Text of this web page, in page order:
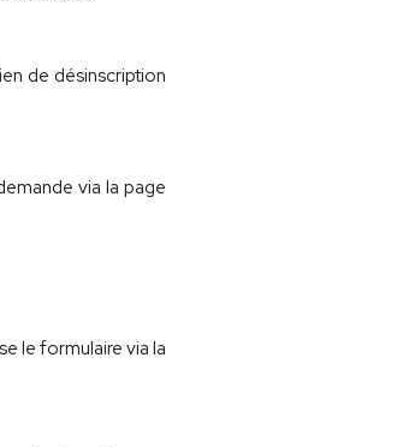
de désinscription
via la page
le formulaire via la